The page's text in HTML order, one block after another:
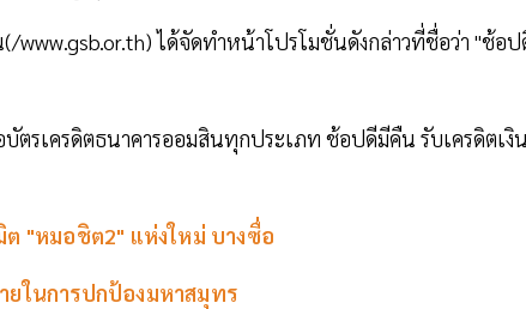
www.gsb.or.th) ได้จัดทำหน้าโปรโมชั่นดังกล่าวที่ชื่อว่า "ช้อ
รเครดิตธนาคารออมสินทุกประเภท ช้อปดีมีคืน รับเครดิตเงิ
ต "หมอชิต2" แห่งใหม่ บางซื่อ
ยในการปกป้องมหาสมุทร